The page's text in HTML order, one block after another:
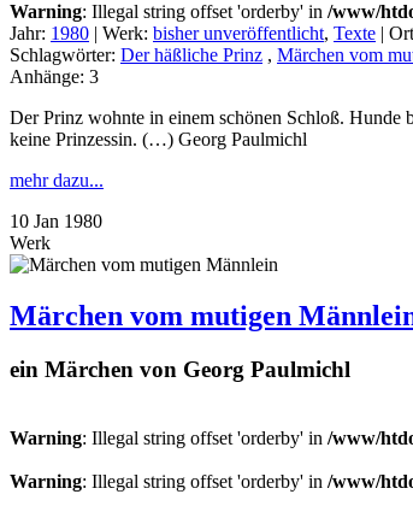
Warning: Illegal string offset 'orderby' in /www/
Jahr: 1980 | Werk: bisher unveröffentlicht, Texte |
Schlagwörter: Der häßliche Prinz , Märchen vom
Anhänge: 3
Der Prinz wohnte in einem schönen Schloß. Hunde
keine Prinzessin. (…) Georg Paulmichl
mehr dazu...
10 Jan 1980
Werk
Märchen vom mutigen
ein Märchen von Georg Paulmichl
Warning: Illegal string offset 'orderby' in /www/
Warning: Illegal string offset 'orderby' in /www/